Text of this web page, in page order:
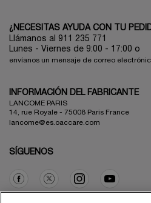
¿NECESITAS AYUDA CON TU
Llámanos al 911 235 771
Lunes - Viernes de 9:00 - 17:00 o
envíanos un mensaje de correo
INFORMACIÓN DEL FABRICANTE
LANCOME PARIS
14, rue Royale - 75008 Paris France
lancome@es.oaccare.com
SÍGUENOS